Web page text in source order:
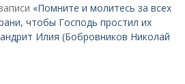
«Помните и молитесь за всех
чтобы Господь простил их
Илия (Бобровников Николай